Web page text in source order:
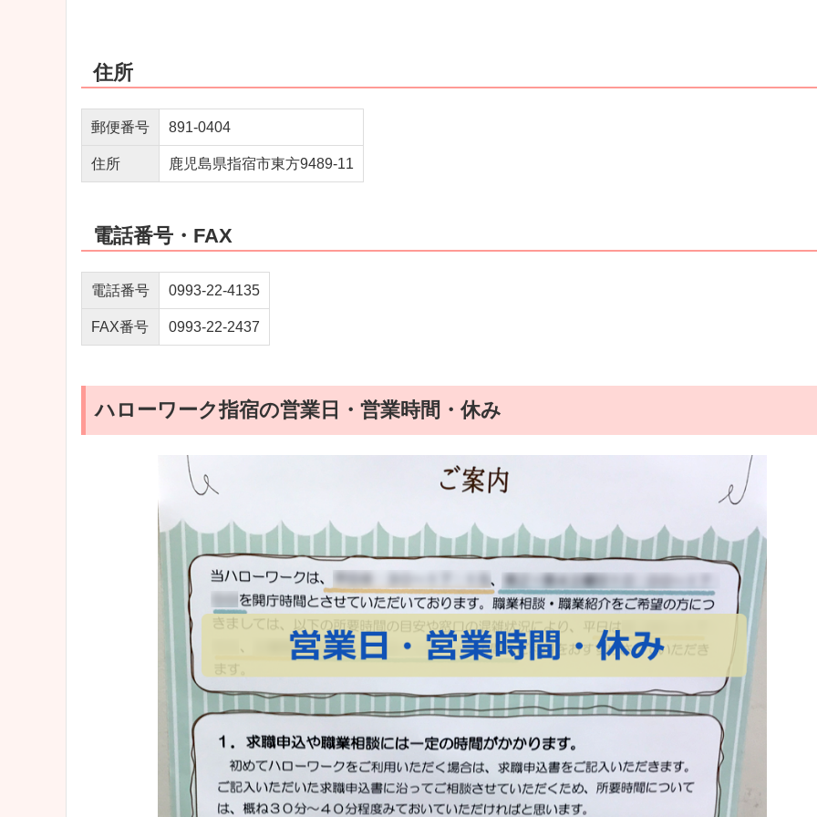
住所
郵便番号 891-0404
住所 鹿児島県指宿市東方9489-11
電話番号・FAX
電話番号 0993-22-4135
FAX番号 0993-22-2437
ハローワーク指宿の営業日・営業時間・休み